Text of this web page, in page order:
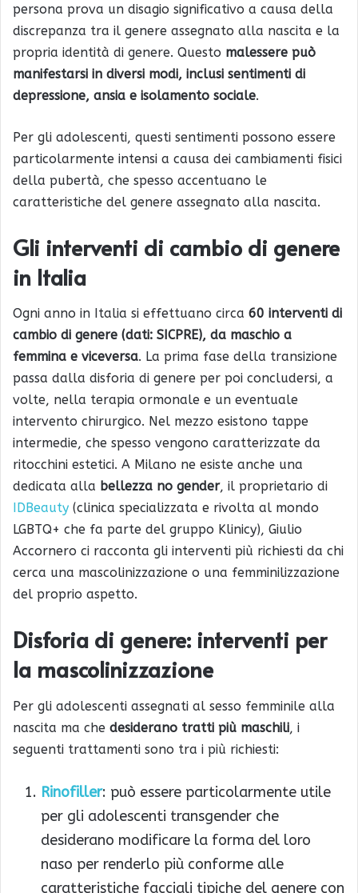
persona prova un disagio significativo a causa della
discrepanza tra il genere assegnato alla nascita e la
propria identità di genere. Questo malessere può
manifestarsi in diversi modi, inclusi sentimenti di
depressione, ansia e isolamento sociale.
Per gli adolescenti, questi sentimenti possono essere
particolarmente intensi a causa dei cambiamenti fisici
della pubertà, che spesso accentuano le
caratteristiche del genere assegnato alla nascita.
Gli interventi di cambio di genere
in Italia
Ogni anno in Italia si effettuano circa 60 interventi di
cambio di genere (dati: SICPRE), da maschio a
femmina e viceversa. La prima fase della transizione
passa dalla disforia di genere per poi concludersi, a
volte, nella terapia ormonale e un eventuale
intervento chirurgico. Nel mezzo esistono tappe
intermedie, che spesso vengono caratterizzate da
ritocchini estetici. A Milano ne esiste anche una
dedicata alla bellezza no gender, il proprietario di
IDBeauty (clinica specializzata e rivolta al mondo
LGBTQ+ che fa parte del gruppo Klinicy), Giulio
Accornero ci racconta gli interventi più richiesti da chi
cerca una mascolinizzazione o una femminilizzazione
del proprio aspetto.
Disforia di genere: interventi per
la mascolinizzazione
Per gli adolescenti assegnati al sesso femminile alla
nascita ma che desiderano tratti più maschili, i
seguenti trattamenti sono tra i più richiesti:
Rinofiller: può essere particolarmente utile
per gli adolescenti transgender che
desiderano modificare la forma del loro
naso per renderlo più conforme alle
caratteristiche facciali tipiche del genere con